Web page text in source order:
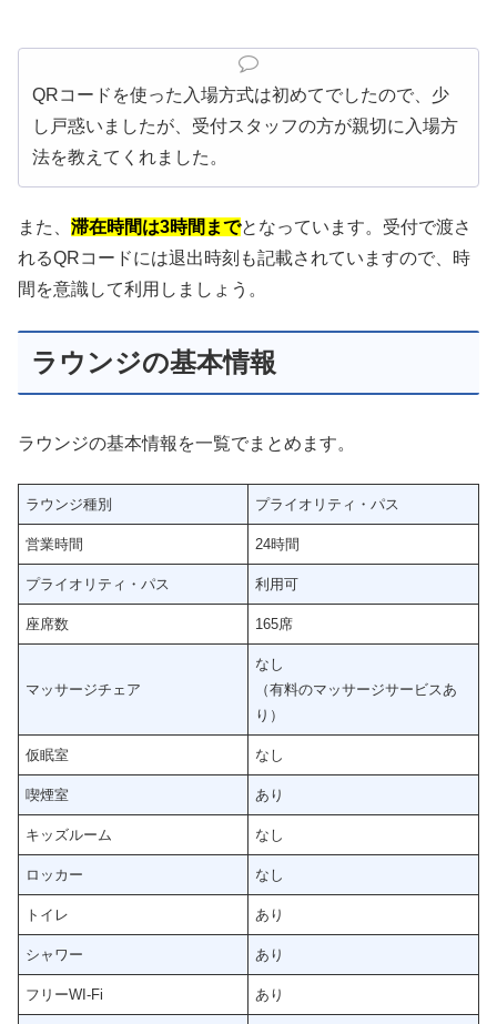
QRコードを使った入場方式は初めてでしたので、少
し戸惑いましたが、受付スタッフの方が親切に入場方
法を教えてくれました。
また、 滞在時間は3時間までとなっています。受付で渡さ
れるQRコードには退出時刻も記載されていますので、時
間を意識して利用しましょう。
ラウンジの基本情報
ラウンジの基本情報を一覧でまとめます。
ラウンジ種別 プライオリティ・パス
営業時間 24時間
プライオリティ・パス 利用可
座席数 165席
マッサージチェア
なし
（有料のマッサージサービスあ
り）
仮眠室 なし
喫煙室 あり
キッズルーム なし
ロッカー なし
トイレ あり
シャワー あり
フリーWI-Fi あり